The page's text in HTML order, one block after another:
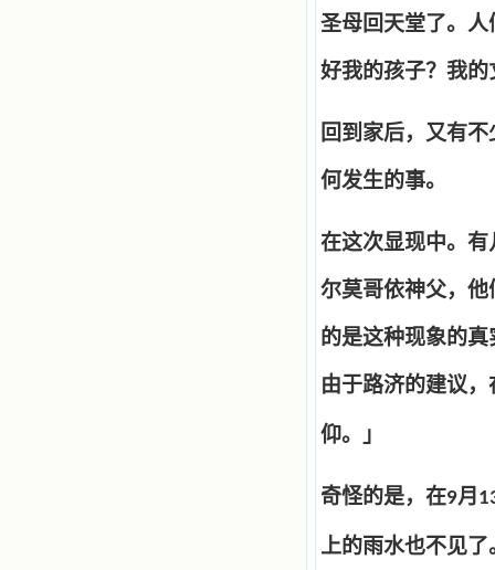
圣母回天堂了。
好我的孩子？我
回到家后，又有
何发生的事。
在这次显现中。
尔莫哥依神父，
的是这种现象的
由于路济的建议，
仰。」
奇怪的是，在9月
上的雨水也不见了